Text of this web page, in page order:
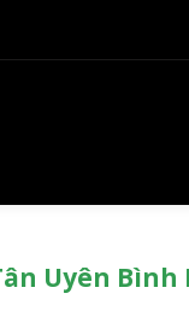
Uyên